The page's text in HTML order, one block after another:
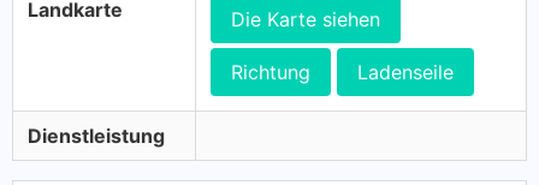
Landkarte Die Karte siehen
Richtung Ladenseile
Dienstleistung